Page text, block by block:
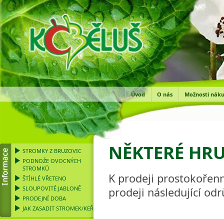
Úvod O nás Možnosti
STROMKY Z BRUZOVIC
PODNOŽE OVOCNÝCH
STROMKŮ
ŠTÍHLÉ VŘETENO
SLOUPOVITÉ JABLONĚ
PRODEJNÍ DOBA
JAK ZASADIT STROMEK/KEŘ
NĚKTERÉ
K prodeji
prodeji následující